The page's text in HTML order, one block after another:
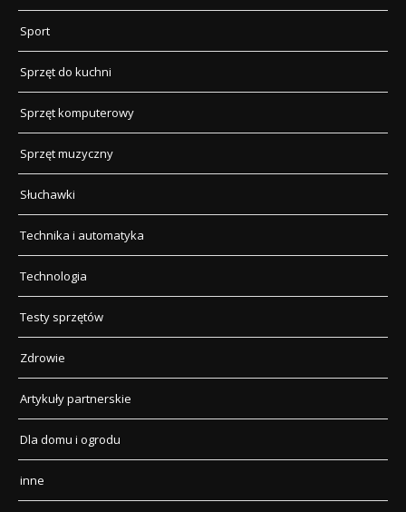
Sport
Sprzęt do kuchni
Sprzęt komputerowy
Sprzęt muzyczny
Słuchawki
Technika i automatyka
Technologia
Testy sprzętów
Zdrowie
Artykuły partnerskie
Dla domu i ogrodu
inne